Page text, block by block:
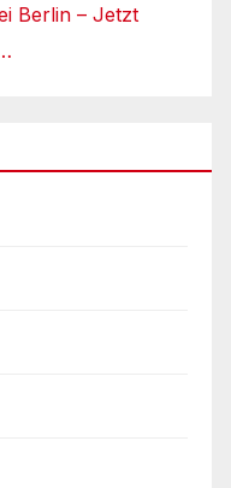
Berlin – Jetzt